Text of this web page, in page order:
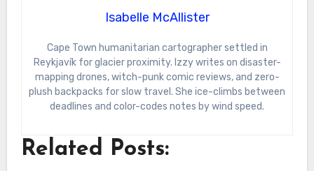
Isabelle McAllister
Cape Town humanitarian cartographer settled in
Reykjavík for glacier proximity. Izzy writes on disaster-
mapping drones, witch-punk comic reviews, and zero-
plush backpacks for slow travel. She ice-climbs between
deadlines and color-codes notes by wind speed.
Related Posts: